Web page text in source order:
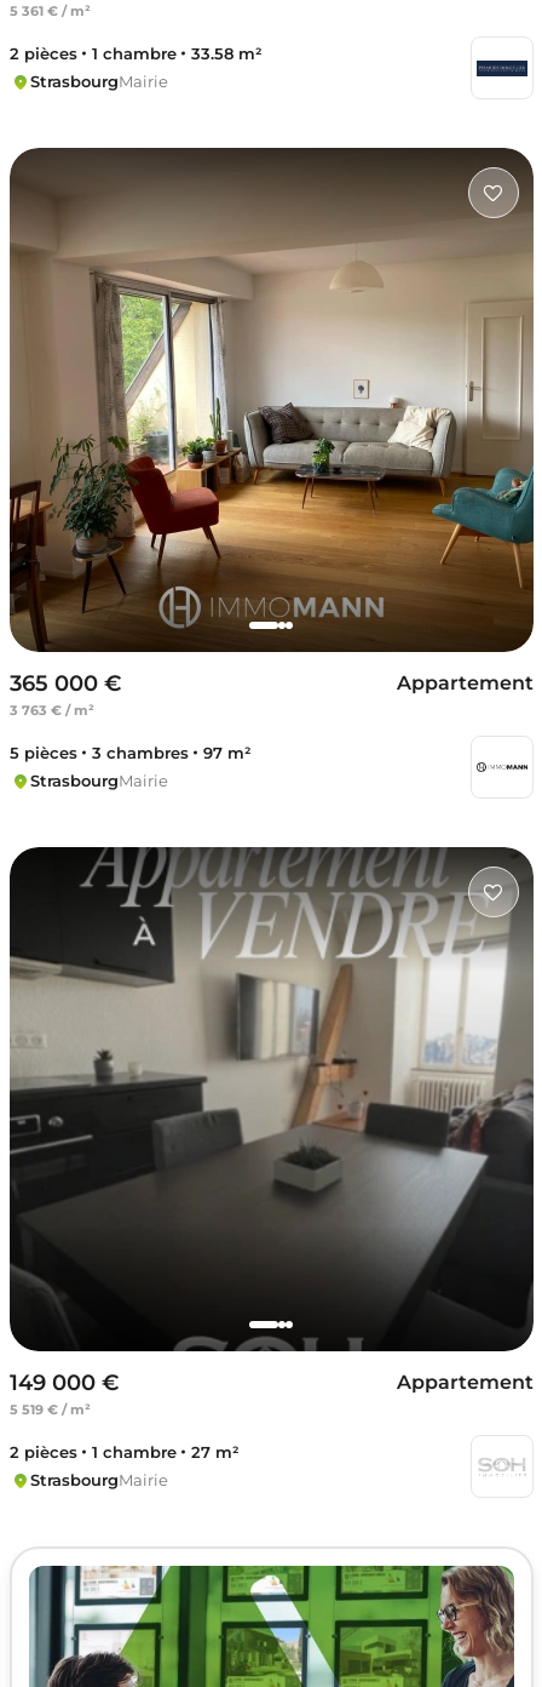
5 361 € / m²
2 pièces 1 chambre
33.58 m²
StrasbourgMairie
365 000 €
3 763 € / m²
Appartement
5 pièces 3 chambres
97 m²
StrasbourgMairie
149 000 €
5 519 € / m²
Appartement
2 pièces 1 chambre
27 m²
StrasbourgMairie